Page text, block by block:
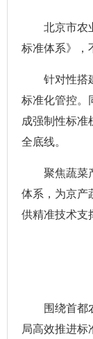
北京市农业
标准体系》，
针对性搭建
标准化管控。
成强制性标准
全底线。
聚焦蔬菜产
体系，为京产
供精准技术支
围绕首都农
局高效推进标